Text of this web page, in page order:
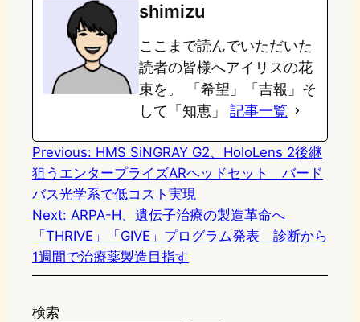
o
d
o
n
s
k
o
o
k
a
shimizu
ここまで読んでいただいた
読者の皆様へアイリスの花
束を。 「希望」「吉報」そ
して「知恵」 記事一覧
Previous: HMS SiNGRAY G2、HoloLens 2後継
狙うエンタープライズARヘッドセット バード
バス光学系で低コスト実現
Next: ARPA-H、遺伝子治療の製造革命へ
「THRIVE」「GIVE」プログラム発表 診断から
1週間で治療薬製造目指す
検索